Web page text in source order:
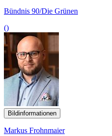
Bündnis 90/Die Grünen
()
Bildinformationen
Markus Frohnmaier